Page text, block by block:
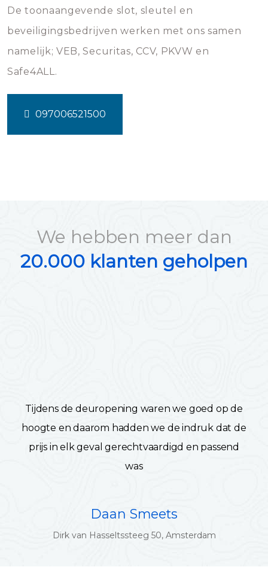
De toonaangevende slot, sleutel en
beveiligingsbedrijven werken met ons samen
namelijk; VEB, Securitas, CCV, PKVW en
Safe4ALL.
097006521500
We hebben meer dan
20.000 klanten geholpen
Tijdens de deuropening waren we goed op de
hoogte en daarom hadden we de indruk dat de
prijs in elk geval gerechtvaardigd en passend
was
Daan Smeets
Dirk van Hasseltssteeg 50, Amsterdam